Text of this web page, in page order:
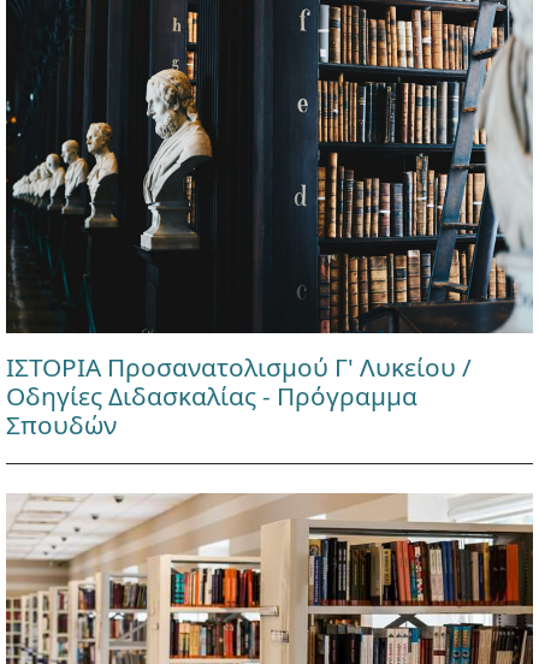
ΙΣΤΟΡΙΑ Προσανατολισμού Γ' Λυκείου /
Οδηγίες Διδασκαλίας - Πρόγραμμα
Σπουδών